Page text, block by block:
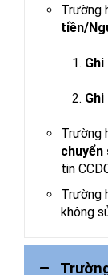
Trường
tiền/
Ghi
Trường
tin
Trường
không